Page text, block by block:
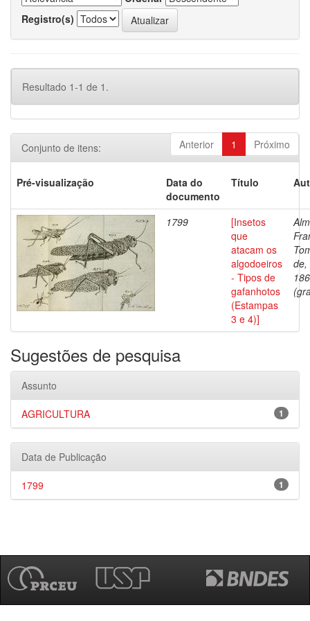
Registro(s)
Resultado 1-1 de 1.
Anterior 1 Próximo
Conjunto de itens:
Pré-visualização
Data do
documento
Título
1799
[Insetos
que
atacam os
algodoeiros
- Tipos de
gafanhotos
(Estampas
3 e 4)]
de,
Sugestões de pesquisa
Assunto
1
AGRICULTURA
Data de Publicação
1
1799